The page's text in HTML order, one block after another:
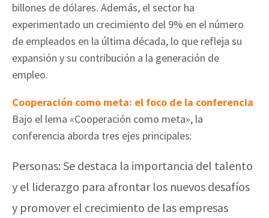
billones de dólares. Además, el sector ha
experimentado un crecimiento del 9% en el número
de empleados en la última década, lo que refleja su
expansión y su contribución a la generación de
empleo.
Cooperación como meta: el foco de la conferencia
Bajo el lema «Cooperación como meta», la
conferencia aborda tres ejes principales:
Personas: Se destaca la importancia del talento
y el liderazgo para afrontar los nuevos desafíos
y promover el crecimiento de las empresas